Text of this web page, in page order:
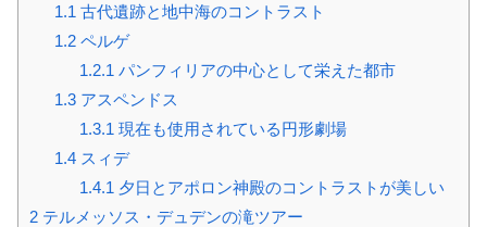
1.1 古代遺跡と地中海のコントラスト
1.2ペルゲ
1.2.1 パンフィリアの中心として栄えた都市
1.3アスペンドス
1.3.1 現在も使用されている円形劇場
1.4スィデ
1.4.1 夕日とアポロン神殿のコントラストが美しい
2 テルメッソス・デュデンの滝ツアー